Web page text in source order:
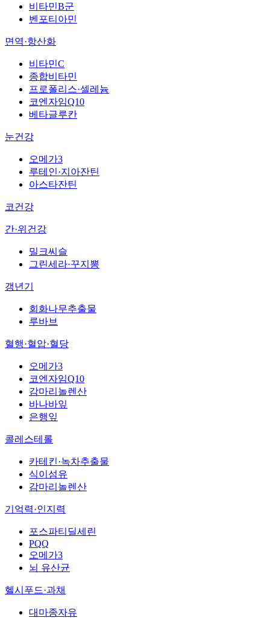
비타민B군
벤포티아민
면역·항산화
비타민C
종합비타민
프로폴리스·셀레늄
코엔자임Q10
베타글루칸
눈건강
오메가3
루테인·지아잔틴
아스타잔틴
코건강
간·위건강
밀크씨슬
그린세라·꾸지뽕
갱년기
회화나무추출물
루바브
혈행·혈압·혈당
오메가3
코엔자임Q10
감마리놀렌산
바나바잎
은행잎
콜레스테롤
카테킨·녹차추출물
식이섬유
감마리놀렌산
기억력·인지력
포스파티딜세린
PQQ
오메가3
뇌 유산균
헬시푸드·과채
대마종자유